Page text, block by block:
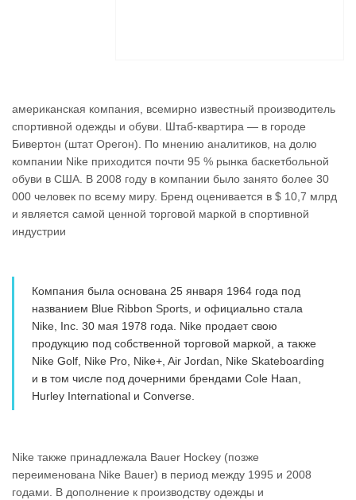
американская компания, всемирно известный производитель
спортивной одежды и обуви. Штаб-квартира — в городе
Бивертон (штат Орегон). По мнению аналитиков, на долю
компании Nike приходится почти 95 % рынка баскетбольной
обуви в США. В 2008 году в компании было занято более 30
000 человек по всему миру. Бренд оценивается в $ 10,7 млрд
и является самой ценной торговой маркой в спортивной
индустрии
Компания была основана 25 января 1964 года под
названием Blue Ribbon Sports, и официально стала
Nike, Inc. 30 мая 1978 года. Nike продает свою
продукцию под собственной торговой маркой, а также
Nike Golf, Nike Pro, Nike+, Air Jordan, Nike Skateboarding
и в том числе под дочерними брендами Cole Haan,
Hurley International и Converse.
Nike также принадлежала Bauer Hockey (позже
переименована Nike Bauer) в период между 1995 и 2008
годами. В дополнение к производству одежды и